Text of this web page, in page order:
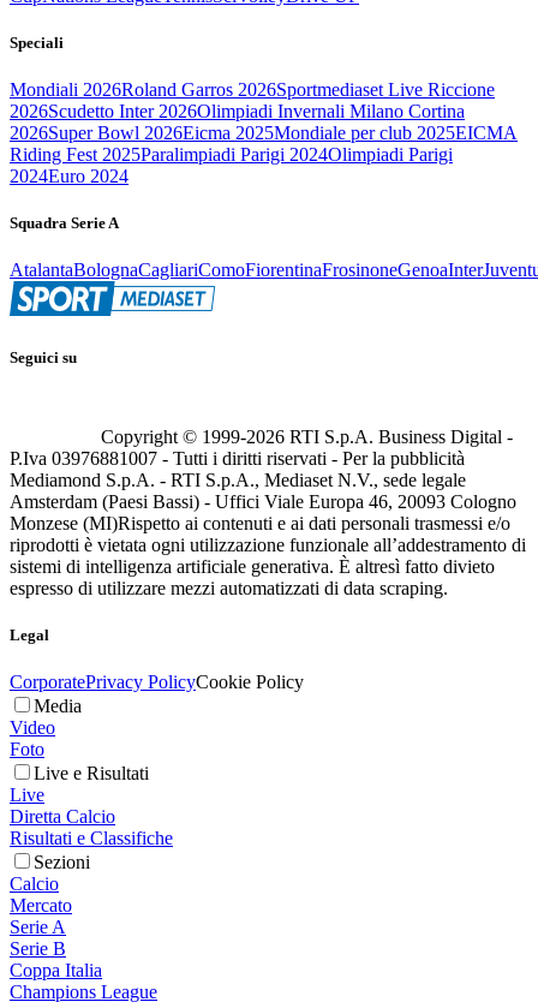
Speciali
Mondiali 2026Roland Garros 2026Sportmediaset Live Riccione
2026Scudetto Inter 2026Olimpiadi Invernali Milano Cortina
2026Super Bowl 2026Eicma 2025Mondiale per club 2025EICMA
Riding Fest 2025Paralimpiadi Parigi 2024Olimpiadi Parigi
2024Euro 2024
Squadra Serie A
AtalantaBolognaCagliariComoFiorentinaFrosinoneGenoaInter
Seguici su
Copyright © 1999-2026 RTI S.p.A. Business Digital -
P.Iva 03976881007 - Tutti i diritti riservati - Per la pubblicità
Mediamond S.p.A. - RTI S.p.A., Mediaset N.V., sede legale
Amsterdam (Paesi Bassi) - Uffici Viale Europa 46, 20093 Cologno
Monzese (MI)Rispetto ai contenuti e ai dati personali trasmessi e/o
riprodotti è vietata ogni utilizzazione funzionale all’addestramento di
sistemi di intelligenza artificiale generativa. È altresì fatto divieto
espresso di utilizzare mezzi automatizzati di data scraping.
Legal
CorporatePrivacy PolicyCookie Policy
Media
Video
Foto
Live e Risultati
Live
Diretta Calcio
Risultati e Classifiche
Sezioni
Calcio
Mercato
Serie A
Serie B
Coppa Italia
Champions League